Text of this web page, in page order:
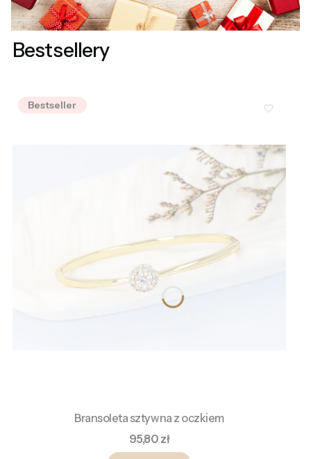
Bestsellery
Bestseller
Bransoleta sztywna z oczkiem
Cena
95,80 zł